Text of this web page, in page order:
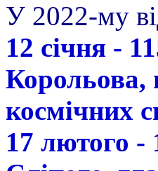
У 2022-му
12 січня -
Корольова,
космічних
17 лютого -